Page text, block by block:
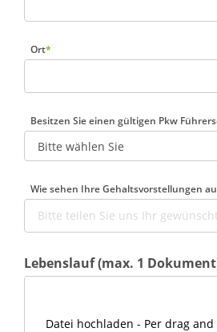
Ort*
Besitzen Sie einen gültigen Pkw
Wie sehen Ihre Gehaltsvorstellungen
Lebenslauf (max. 1
Datei hochladen - Per drag